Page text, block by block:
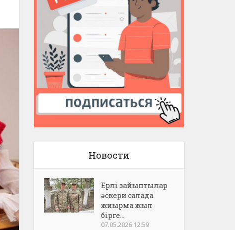
Новости
Ерлі зайыптылар
әскери салада
жиырма жыл
бірге...
07.05.2026 12:59